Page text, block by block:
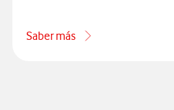
Saber más
acerca de Qué es el código